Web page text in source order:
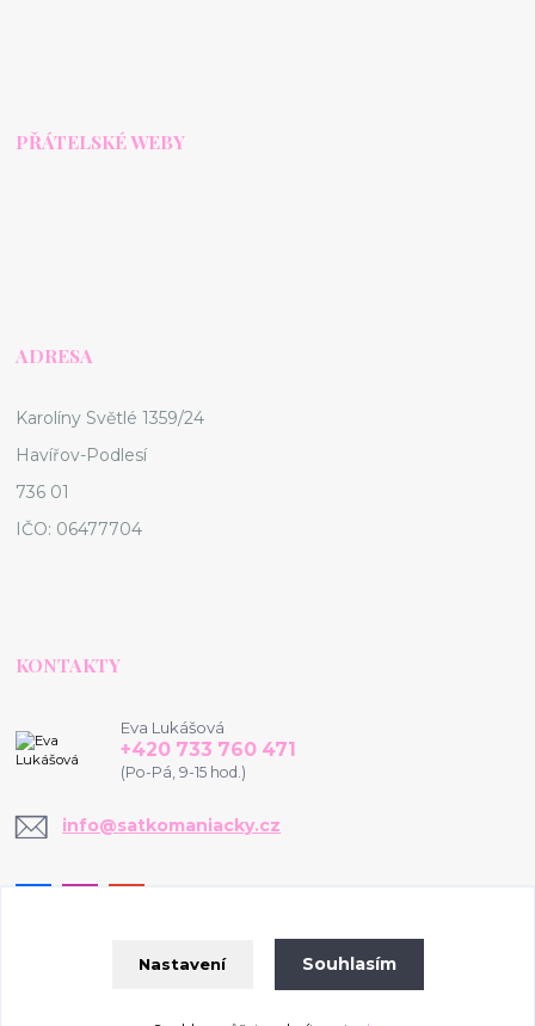
PŘÁTELSKÉ WEBY
ADRESA
Karolíny Světlé 1359/24
Havířov-Podlesí
736 01
IČO: 06477704
KONTAKTY
Eva Lukášová
+420 733 760 471
(Po-Pá, 9-15 hod.)
info@satkomaniacky.cz
Nastavení Souhlasím